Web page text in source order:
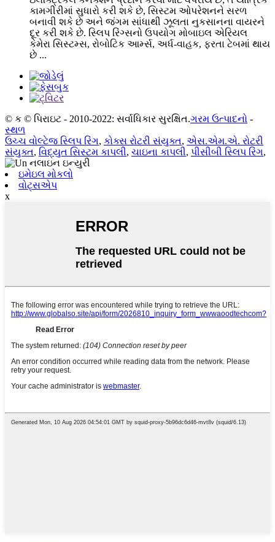
કામગીરીમાં સુધારો કરી શકે છે, સિસ્ટમ ઓપરેશનને સરળ
બનાવી શકે છે અને જંગમ સાંધાથી ઝૂલતા નુકસાનના વાયરને
દૂર કરી શકે છે. સ્લિપ રિંગ્સનો ઉપયોગ મોબાઇલ એરિયલ
કેમેરા સિસ્ટમ્સ, રોબોટિક આર્મ્સ, અર્ધ-વાહક, ફરતા ટેબમાં થાય
છે ...
© ક © પિરાઇટ - 2010-2022: સર્વાધિકાર સુરક્ષિત.ગરમ ઉત્પાદનો -
સ્થળ
ઉચ્ચ વોલ્ટેજ સ્લિપ રિંગ, કોક્સ રોટરી સંયુક્ત, એસ.એમ.એ. રોટરી
સંયુક્ત, વિદ્યુત સિસ્ટમ કાપલી, ચાઇના કાપલી, પીસીબી સ્લિપ રિંગ,
ઇમેઇલ મોકલો
વોટ્સએપ
x